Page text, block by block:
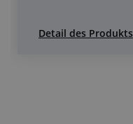
Detail des Produkts